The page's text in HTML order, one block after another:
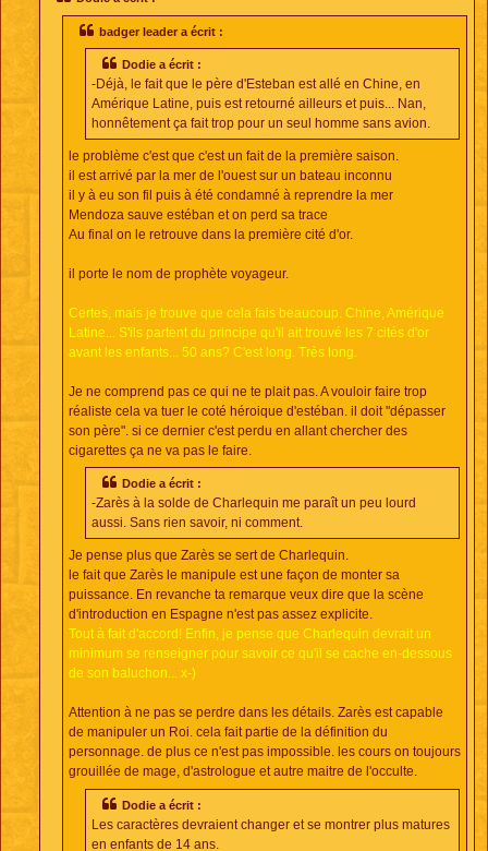
badger leader a écrit :
Dodie a écrit :
-Déjà, le fait que le père d'Esteban est allé en Chine, en
Amérique Latine, puis est retourné ailleurs et puis... Nan,
honnêtement ça fait trop pour un seul homme sans avion.
le problème c'est que c'est un fait de la première saison.
il est arrivé par la mer de l'ouest sur un bateau inconnu
il y à eu son fil puis à été condamné à reprendre la mer
Mendoza sauve estéban et on perd sa trace
Au final on le retrouve dans la première cité d'or.
il porte le nom de prophète voyageur.
Certes, mais je trouve que cela fais beaucoup. Chine, Amérique
Latine... S'ils partent du principe qu'il ait trouvé les 7 cités d'or
avant les enfants... 50 ans? C'est long. Très long.
Je ne comprend pas ce qui ne te plait pas. A vouloir faire trop
réaliste cela va tuer le coté héroique d'estéban. il doit "dépasser
son père". si ce dernier c'est perdu en allant chercher des
cigarettes ça ne va pas le faire.
Dodie a écrit :
-Zarès à la solde de Charlequin me paraît un peu lourd
aussi. Sans rien savoir, ni comment.
Je pense plus que Zarès se sert de Charlequin.
le fait que Zarès le manipule est une façon de monter sa
puissance. En revanche ta remarque veux dire que la scène
d'introduction en Espagne n'est pas assez explicite.
Tout à fait d'accord! Enfin, je pense que Charlequin devrait un
minimum se renseigner pour savoir ce qu'il se cache en-dessous
de son baluchon... x-)
Attention à ne pas se perdre dans les détails. Zarès est capable
de manipuler un Roi. cela fait partie de la définition du
personnage. de plus ce n'est pas impossible. les cours on toujours
grouillée de mage, d'astrologue et autre maitre de l'occulte.
Dodie a écrit :
Les caractères devraient changer et se montrer plus matures
en enfants de 14 ans.